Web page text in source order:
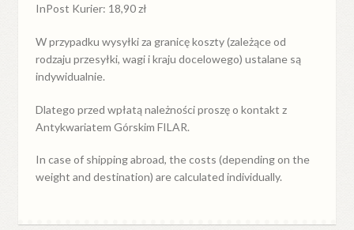
InPost Kurier: 18,90 zł
W przypadkuwysyłkiza granicękoszty (zależące od
rodzaju przesyłki, wagi i kraju docelowego) ustalane są
indywidualnie.
Dlatego przed wpłatą należności proszę o kontakt z
Antykwariatem Górskim FILAR.
In case of shipping abroad, the costs (depending on the
weight and destination) are calculated individually.